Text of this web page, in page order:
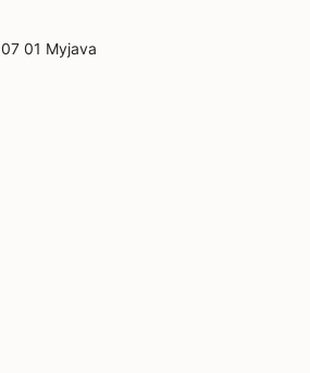
01 Myjava